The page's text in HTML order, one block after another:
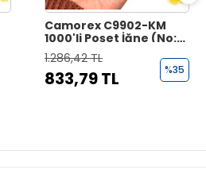
Camorex C9902-KM
1000'li Poşet İğne (No:
15)
1.286,42 TL
833,79 TL %35